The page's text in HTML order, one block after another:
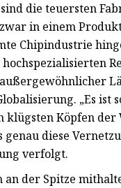
die teuersten
in einem
Chipindustrie
„Es
klügsten Köpfen
genau diese
verfolgt.
der Spitze